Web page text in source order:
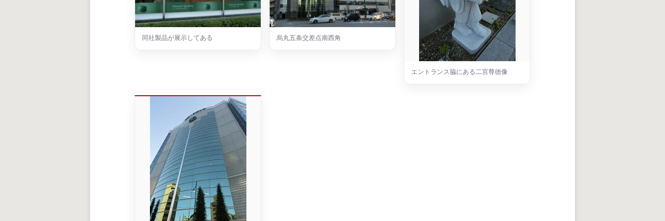
同社製品が展示してある 烏丸五条交差点南西角
エントランス脇にある二宮尊徳像